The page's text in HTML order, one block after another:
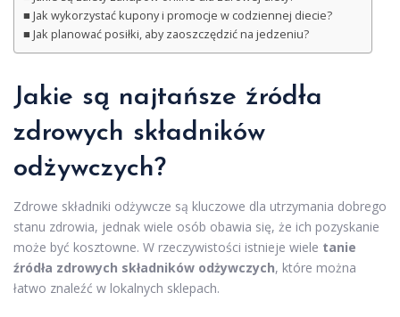
Jak wykorzystać kupony i promocje w codziennej diecie?
Jak planować posiłki, aby zaoszczędzić na jedzeniu?
Jakie są najtańsze źródła
zdrowych składników
odżywczych?
Zdrowe składniki odżywcze są kluczowe dla utrzymania dobrego
stanu zdrowia, jednak wiele osób obawia się, że ich pozyskanie
może być kosztowne. W rzeczywistości istnieje wiele tanie
źródła zdrowych składników odżywczych, które można
łatwo znaleźć w lokalnych sklepach.